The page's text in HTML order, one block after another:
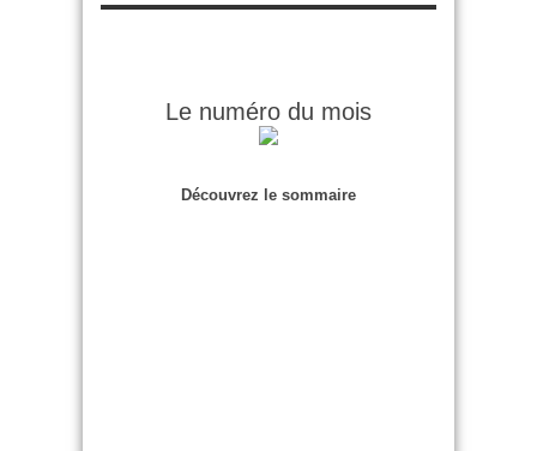
Le numéro du mois
Découvrez le sommaire